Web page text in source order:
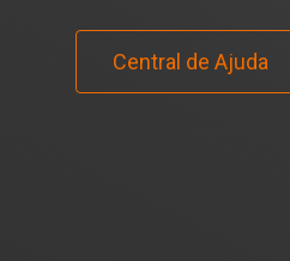
Central de Ajuda